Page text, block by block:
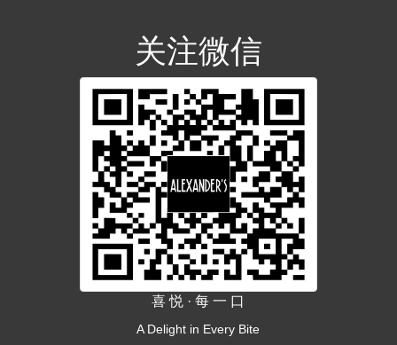
关注微信
喜 悦 · 每 一 口
A Delight in Every Bite